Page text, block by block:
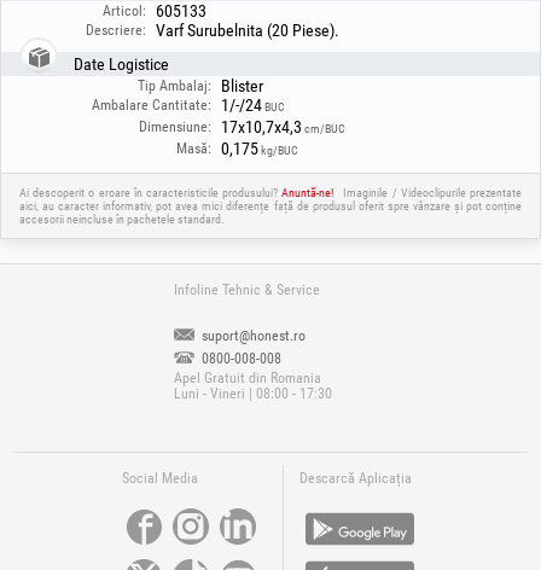
Articol: 605133
Descriere:
Varf Surubelnita (20 Piese).
Date Logistice
Tip Ambalaj: Blister
Ambalare Cantitate: 1/-/24BUC
Dimensiune: 17x10,7x4,3 cm/BUC
Masă: 0,175 kg/BUC
Ai descoperit o eroare în caracteristicile produsului?Anuntă-ne!
Imaginile / Videoclipurile prezentate
aici, au caracter informativ, pot avea mici diferențe față de produsul oferit spre vânzare și pot conține
accesorii neincluse în pachetele standard.
Infoline Tehnic & Service
suport@honest.ro
0800-008-008
Apel Gratuit din Romania
Luni - Vineri | 08:00 - 17:30
Social Media Descarcă Aplicația